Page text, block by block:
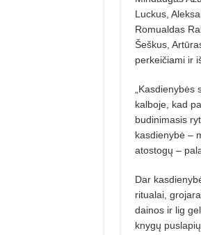
Luckus,
Romualdas
Šeškus,
perkeičiami ir
kalboje, kad
budinimasis
kasdienybė –
atostogų –
Dar
ritualai,
dainos ir lig
knygų